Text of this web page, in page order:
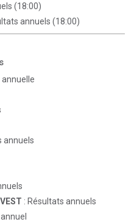
(18:00)
annuels (18:00)
annuels
: Résultats annuels